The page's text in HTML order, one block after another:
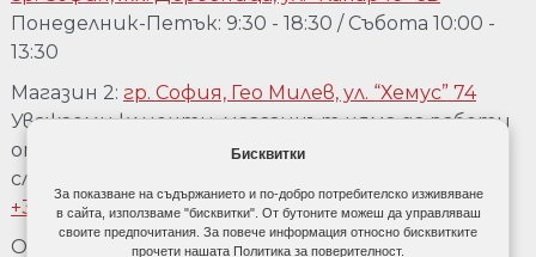
Понеделник-Петък: 9:30 - 18:30 / Събота 10:00 -
13:30
Магазин 2: гр. София, Гео Милев, ул. “Хемус” 74
Уважаеми клиенти, магазинът няма да работи
от 04.08 до 17.08. Ако желаете да го посетете,
след предварително обаждане на телефон:
+359 889 918 967
Обадете се:+359 889 918 967
Бисквитки
За показване на съдържанието и по-добро потребителско изживяване
в сайта, използваме "бисквитки". От бутоните можеш да управляваш
своите предпочитания. За повече информация относно бисквитките
прочети нашата Политика за поверителност.